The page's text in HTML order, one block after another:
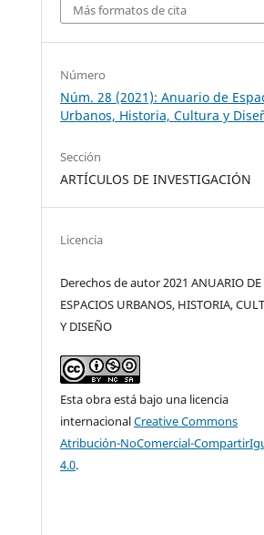
Más formatos de cita
Número
Núm. 28 (2021): Anuario de
Urbanos, Historia, Cultura y
Sección
ARTÍCULOS DE INVESTIGACIÓN
Licencia
Derechos de autor 2021 ANUARIO DE
ESPACIOS URBANOS, HISTORIA,
Y DISEÑO
Esta obra está bajo una licencia
internacionalCreative Commons
Atribución-NoComercial-
4.0.